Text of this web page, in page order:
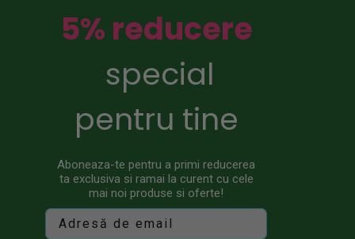
5% reducere
special
pentru tine
Aboneaza-te pentru a primi reducerea
ta exclusiva si ramai la curent cu cele
mai noi produse si oferte!